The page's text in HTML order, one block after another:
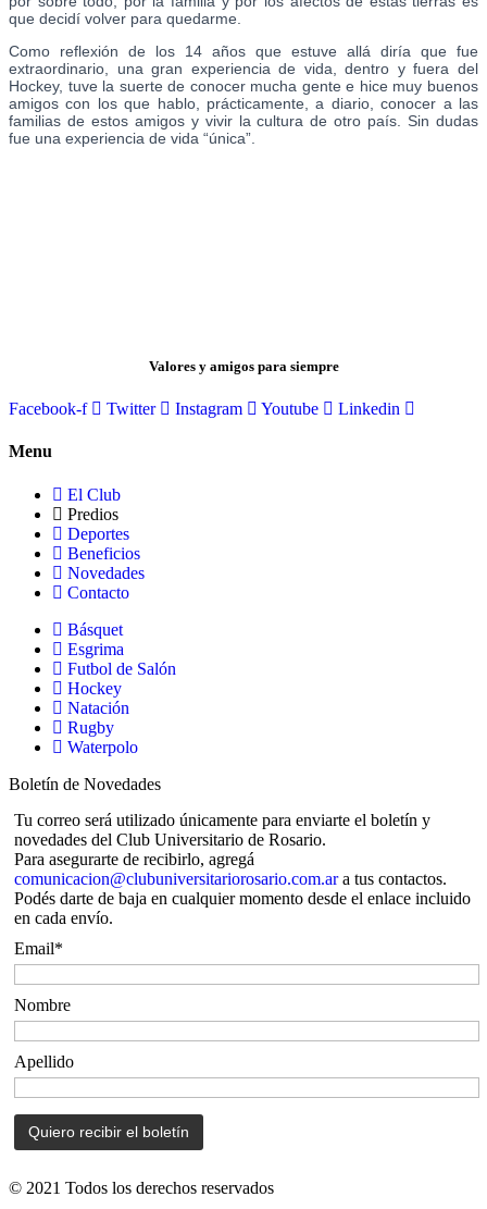
que decidí volver para quedarme.
Como reflexión de los 14 años que estuve allá diría que fue
extraordinario, una gran experiencia de vida, dentro y fuera del
Hockey, tuve la suerte de conocer mucha gente e hice muy buenos
amigos con los que hablo, prácticamente, a diario, conocer a las
familias de estos amigos y vivir la cultura de otro país. Sin dudas
fue una experiencia de vida “única”.
Valores y amigos para siempre
Facebook-f Twitter Instagram Youtube Linkedin
Menu
El Club
Predios
Deportes
Beneficios
Novedades
Contacto
Básquet
Esgrima
Futbol de Salón
Hockey
Natación
Rugby
Waterpolo
Boletín de Novedades
Tu correo será utilizado únicamente para enviarte el boletín y
novedades del Club Universitario de Rosario.
Para asegurarte de recibirlo, agregá
comunicacion@clubuniversitariorosario.com.ara tus contactos.
Podés darte de baja en cualquier momento desde el enlace incluido
en cada envío.
Email*
Nombre
Apellido
© 2021 Todos los derechos reservados